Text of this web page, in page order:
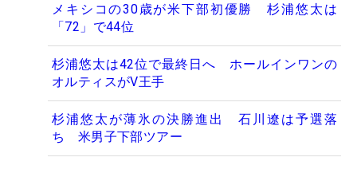
メキシコの30歳が米下部初優勝 杉浦悠太は
「72」で44位
杉浦悠太は42位で最終日へ ホールインワンの
オルティスがV王手
杉浦悠太が薄氷の決勝進出 石川遼は予選落
ち 米男子下部ツアー